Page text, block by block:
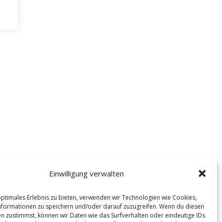
Einwilligung verwalten
Erlebnis zu bieten, verwenden wir Technologien wie Cookies,
zu speichern und/oder darauf zuzugreifen. Wenn du diesen
zustimmst, können wir Daten wie das Surfverhalten oder eindeutige IDs